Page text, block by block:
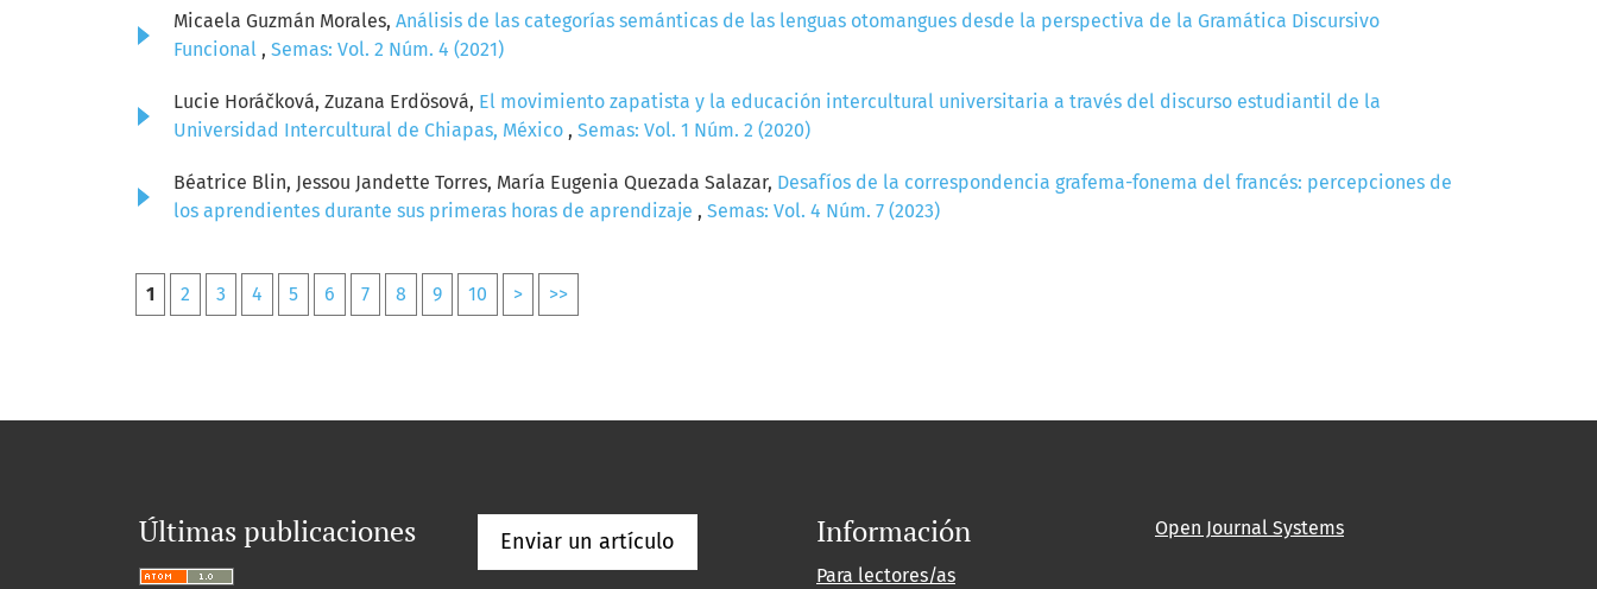
Micaela Guzmán Morales, Análisis de las categorías semánticas de las lenguas otomangues desde la perspectiva de la Gramática Discursivo
Funcional , Semas: Vol. 2 Núm. 4 (2021)
Lucie Horáčková, Zuzana Erdösová, El movimiento zapatista y la educación intercultural universitaria a través del discurso estudiantil de la
Universidad Intercultural de Chiapas, México , Semas: Vol. 1 Núm. 2 (2020)
Béatrice Blin, Jessou Jandette Torres, María Eugenia Quezada Salazar, Desafíos de la correspondencia grafema-fonema del francés: percepciones de
los aprendientes durante sus primeras horas de aprendizaje , Semas: Vol. 4 Núm. 7 (2023)
1 2 3 4 5 6 7 8 9 10 > >>
Últimas publicaciones Enviar un artículo Información
Para lectores/as
Open Journal Systems